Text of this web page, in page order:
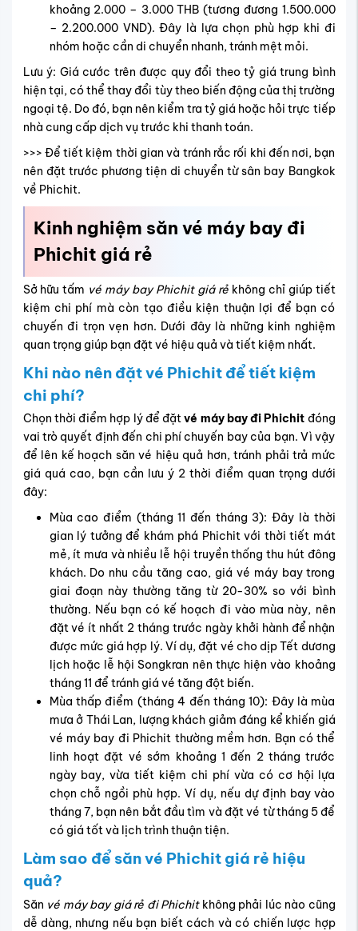
khoảng 2.000 – 3.000 THB (tương đương 1.500.000
– 2.200.000 VND). Đây là lựa chọn phù hợp khi đi
nhóm hoặc cần di chuyển nhanh, tránh mệt mỏi.
Lưu ý: Giá cước trên được quy đổi theo tỷ giá trung bình
hiện tại, có thể thay đổi tùy theo biến động của thị trường
ngoại tệ. Do đó, bạn nên kiểm tra tỷ giá hoặc hỏi trực tiếp
nhà cung cấp dịch vụ trước khi thanh toán.
>>> Để tiết kiệm thời gian và tránh rắc rối khi đến nơi, bạn
nên đặt trước phương tiện di chuyển từ sân bay Bangkok
về Phichit.
Kinh nghiệm săn vé máy bay đi
Phichit giá rẻ
Sở hữu tấm vé máy bay Phichit giá rẻkhông chỉ giúp tiết
kiệm chi phí mà còn tạo điều kiện thuận lợi để bạn có
chuyến đi trọn vẹn hơn. Dưới đây là những kinh nghiệm
quan trọng giúp bạn đặt vé hiệu quả và tiết kiệm nhất.
Khi nào nên đặt vé Phichit để tiết kiệm
chi phí?
Chọn thời điểm hợp lý để đặtvé máy bay đi Phichit đóng
vai trò quyết định đến chi phí chuyến bay của bạn. Vì vậy
để lên kế hoạch săn vé hiệu quả hơn, tránh phải trả mức
giá quá cao, bạn cần lưu ý 2 thời điểm quan trọng dưới
đây:
Mùa cao điểm (tháng 11 đến tháng 3): Đây là thời
gian lý tưởng để khám phá Phichit với thời tiết mát
mẻ, ít mưa và nhiều lễ hội truyền thống thu hút đông
khách. Do nhu cầu tăng cao, giá vé máy bay trong
giai đoạn này thường tăng từ 20-30% so với bình
thường. Nếu bạn có kế hoạch đi vào mùa này, nên
đặt vé ít nhất 2 tháng trước ngày khởi hành để nhận
được mức giá hợp lý. Ví dụ, đặt vé cho dịp Tết dương
lịch hoặc lễ hội Songkran nên thực hiện vào khoảng
tháng 11 để tránh giá vé tăng đột biến.
Mùa thấp điểm (tháng 4 đến tháng 10): Đây là mùa
mưa ở Thái Lan, lượng khách giảm đáng kể khiến giá
vé máy bay đi Phichit thường mềm hơn. Bạn có thể
linh hoạt đặt vé sớm khoảng 1 đến 2 tháng trước
ngày bay, vừa tiết kiệm chi phí vừa có cơ hội lựa
chọn chỗ ngồi phù hợp. Ví dụ, nếu dự định bay vào
tháng 7, bạn nên bắt đầu tìm và đặt vé từ tháng 5 để
có giá tốt và lịch trình thuận tiện.
Làm sao để săn vé Phichit giá rẻ hiệu
quả?
Săn vé máy bay giá rẻ đi Phichit không phải lúc nào cũng
dễ dàng, nhưng nếu bạn biết cách và có chiến lược hợp